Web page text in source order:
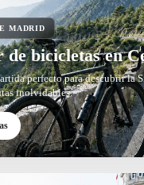
MADRID
bicicletas en
perfecto para descubrir la
inolvidables.